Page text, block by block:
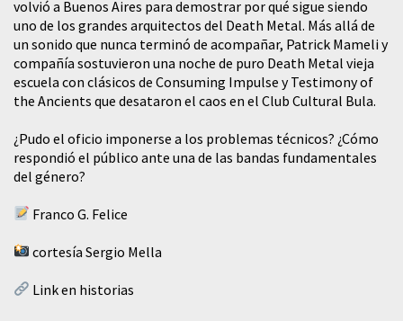
volvió a Buenos Aires para demostrar por qué sigue siendo
uno de los grandes arquitectos del Death Metal. Más allá de
un sonido que nunca terminó de acompañar, Patrick Mameli y
compañía sostuvieron una noche de puro Death Metal vieja
escuela con clásicos de Consuming Impulse y Testimony of
the Ancients que desataron el caos en el Club Cultural Bula.
¿Pudo el oficio imponerse a los problemas técnicos? ¿Cómo
respondió el público ante una de las bandas fundamentales
del género?
Franco G. Felice
cortesía Sergio Mella
Link en historias